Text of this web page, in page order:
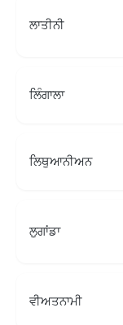
ਲਾਤੀਨੀ
ਲਿੰਗਾਲਾ
ਲਿਥੁਆਨੀਅਨ
ਲੁਗਾਂਡਾ
ਵੀਅਤਨਾਮੀ